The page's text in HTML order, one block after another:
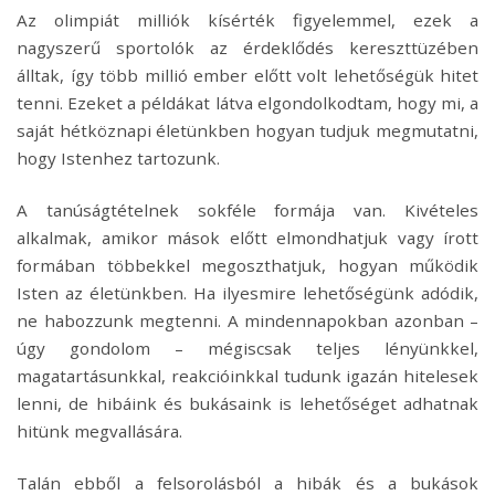
Az olimpiát milliók kísérték figyelemmel, ezek a
nagyszerű sportolók az érdeklődés kereszttüzében
álltak, így több millió ember előtt volt lehetőségük hitet
tenni. Ezeket a példákat látva elgondolkodtam, hogy mi, a
saját hétköznapi életünkben hogyan tudjuk megmutatni,
hogy Istenhez tartozunk.
A tanúságtételnek sokféle formája van. Kivételes
alkalmak, amikor mások előtt elmondhatjuk vagy írott
formában többekkel megoszthatjuk, hogyan működik
Isten az életünkben. Ha ilyesmire lehetőségünk adódik,
ne habozzunk megtenni. A mindennapokban azonban –
úgy gondolom – mégiscsak teljes lényünkkel,
magatartásunkkal, reakcióinkkal tudunk igazán hitelesek
lenni, de hibáink és bukásaink is lehetőséget adhatnak
hitünk megvallására.
Talán ebből a felsorolásból a hibák és a bukások